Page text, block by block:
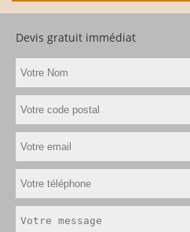
Devis gratuit immédiat